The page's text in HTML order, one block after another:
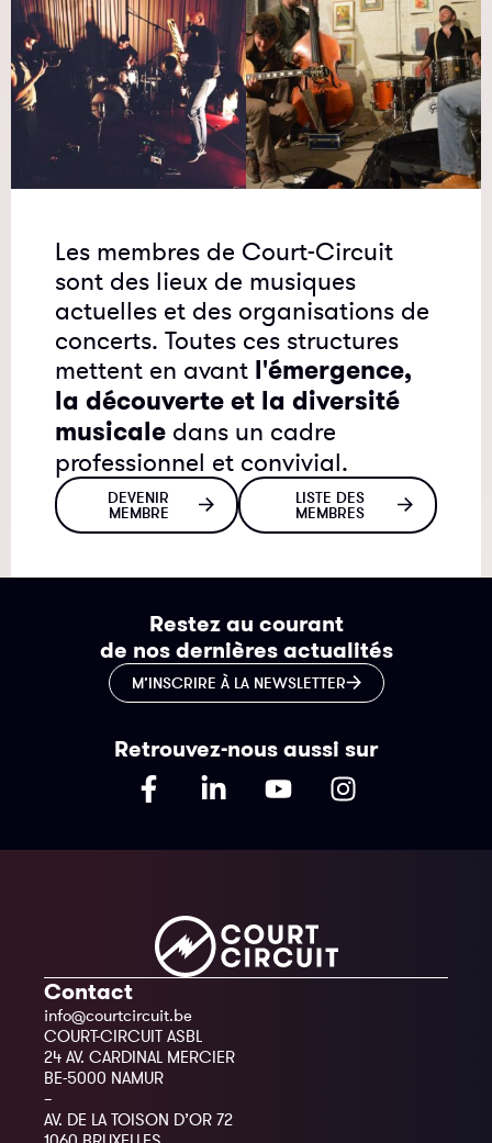
Les membres de Court-Circuit
sont des lieux de musiques
actuelles et des organisations de
concerts. Toutes ces structures
mettent en avant l'émergence,
la découverte et la diversité
musicale dans un cadre
professionnel et convivial.
DEVENIR
MEMBRE
LISTE DES
MEMBRES
Restez au courant
de nos dernières actualités
M’INSCRIRE À LA NEWSLETTER
Retrouvez-nous aussi sur
Contact
info@courtcircuit.be
COURT-CIRCUIT ASBL
24 AV. CARDINAL MERCIER
BE-5000 NAMUR
–
AV. DE LA TOISON D’OR 72